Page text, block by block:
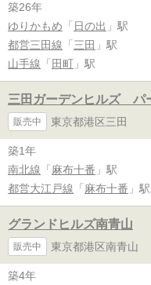
築26年
ゆりかもめ 「 日の出 」駅
都営三田線 「 三田 」駅
山手線 「 田町 」駅
三田ガーデンヒルズ パ
販売中 東京都港区三田
築1年
南北線 「 麻布十番 」駅
都営大江戸線 「 麻布十番 」駅
グランドヒルズ南青山
販売中 東京都港区南青山
築4年